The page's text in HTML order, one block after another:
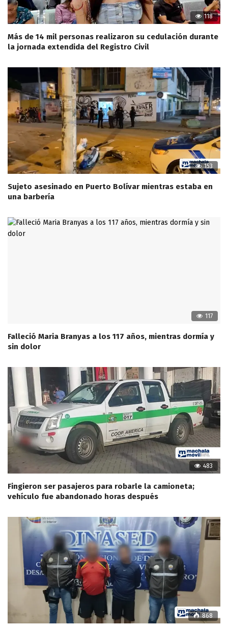
118
Más de 14 mil personas realizaron su cedulación durante
la jornada extendida del Registro Civil
153
Sujeto asesinado en Puerto Bolívar mientras estaba en
una barbería
117
Falleció Maria Branyas a los 117 años, mientras dormía y
sin dolor
483
Fingieron ser pasajeros para robarle la camioneta;
vehículo fue abandonado horas después
868